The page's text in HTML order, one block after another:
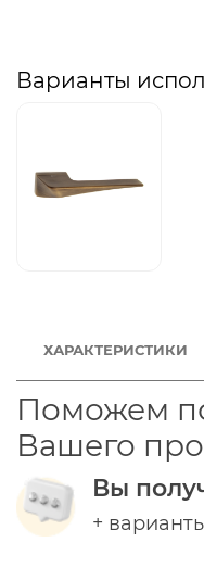
Варианты
ХАРАКТЕРИСТИКИ
Поможем
Вашего
Вы
+